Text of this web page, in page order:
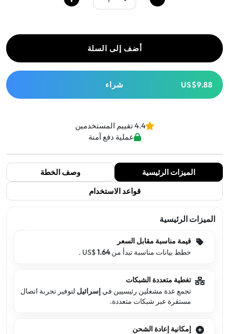
أضف إلى السلة
شراء US$9.88
4.4 تقييم المستخدمين
عملية دفع آمنة
الميزات الرئيسية
وصف الخطة
قواعد الاستخدام
الميزات الرئيسية
قيمة مناسبة مقابل السعر
خطط بيانات مناسبة تبدأ من US$1.64
.
تغطية متعددة الشبكات
تجمع عدة مشغلين رئيسيين في إسرائيل لتوفير تجربة اتصال
مستقرة عبر شبكات متعددة.
إمكانية إعادة الشحن